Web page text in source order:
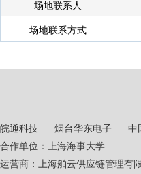
场地联系人
场地联系方式
皖通科技 烟台华东电子 中
合作单位：上海海事大学
运营商：上海舶云供应链管